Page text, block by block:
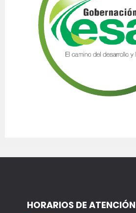
HORARIOS DE ATENCIÓN